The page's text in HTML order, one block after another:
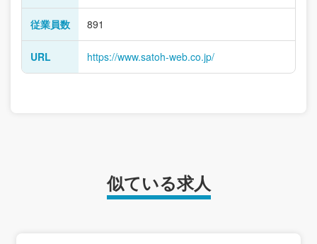
従業員数 891
URL https://www.satoh-web.co.jp/
似ている求人